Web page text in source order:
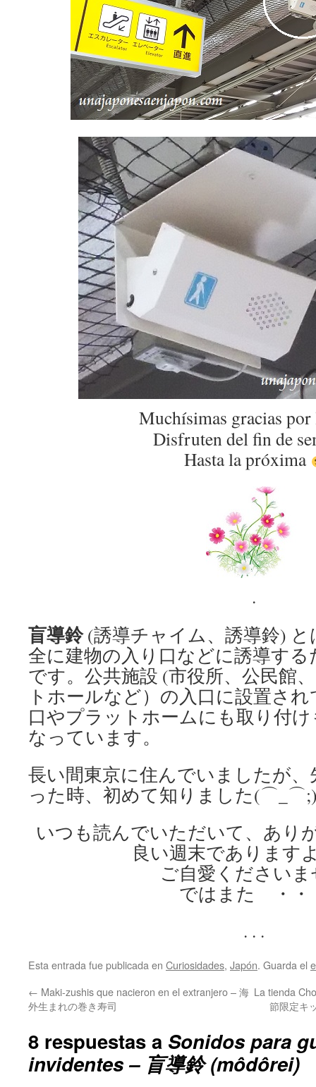
Muchísimas gracias por
Disfruten del fin de
Hasta la próxima
.
盲導鈴(誘導チャイム、誘導鈴) と
全に建物の入り口などに誘導す
です。公共施設 (市役所、公民館
トホールなど）の入口に設置さ
口やプラットホームにも取り付
なっています。
長い間東京に住んでいましたが
った時、初めて知りました
いつも読んでいただいて、あり
良い週末であります
ご自愛くださいま
ではまた ・・
. . .
Esta entrada fue publicada en Curiosidades, Japón. Guarda el
← Maki-zushis que nacieron en el extranjero – 海
外生まれの巻き寿司
La tienda
節限定キ
8 respuestas a Sonidos para
invidentes – 盲導鈴 (môdôrei)